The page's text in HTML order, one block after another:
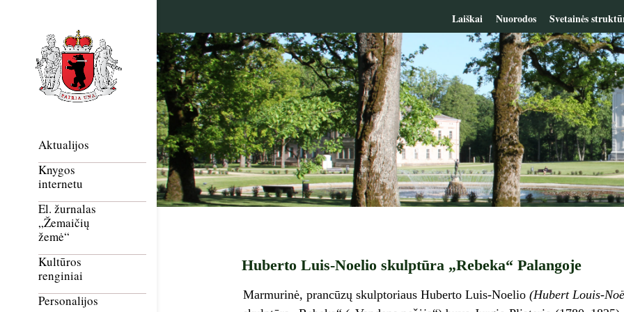
Laiškai Nuorodos Svetainės
Aktualijos
Knygos
internetu
El. žurnalas
„Žemaičių
žemė“
Kultūros
renginiai
Personalijos
Huberto Luis-Noelio skulptūra „Rebeka“ Palangoje
Marmurinė, prancūzų skulptoriaus Huberto Luis-Noelio (Hubert Louis-